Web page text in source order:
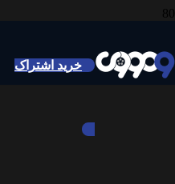
خرید اشتراک